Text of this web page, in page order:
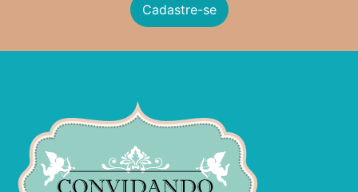
Cadastre-se